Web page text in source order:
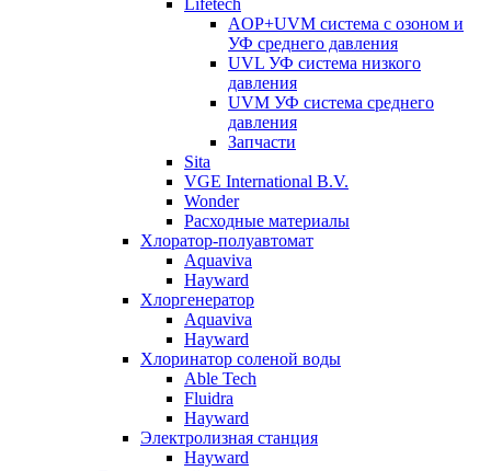
AOP+UVM система с озоном и
УФ среднего давления
UVL УФ система низкого
давления
UVM УФ система среднего
давления
Запчасти
Sita
VGE International B.V.
Wonder
Расходные материалы
Хлоратор-полуавтомат
Aquaviva
Hayward
Хлоргенератор
Aquaviva
Hayward
Хлоринатор соленой воды
Able Tech
Fluidra
Hayward
Электролизная станция
Hayward